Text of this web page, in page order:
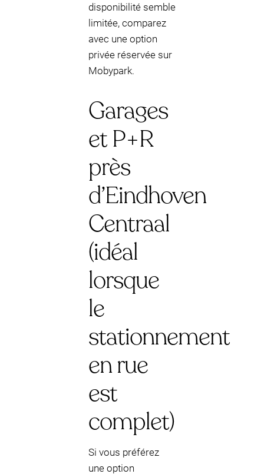
disponibilité semble
limitée, comparez
avec une option
privée réservée sur
Mobypark.
Garages
et P+R
près
d’Eindhoven
Centraal
(idéal
lorsque
le
stationnement
en rue
est
complet)
Si vous préférez
une option